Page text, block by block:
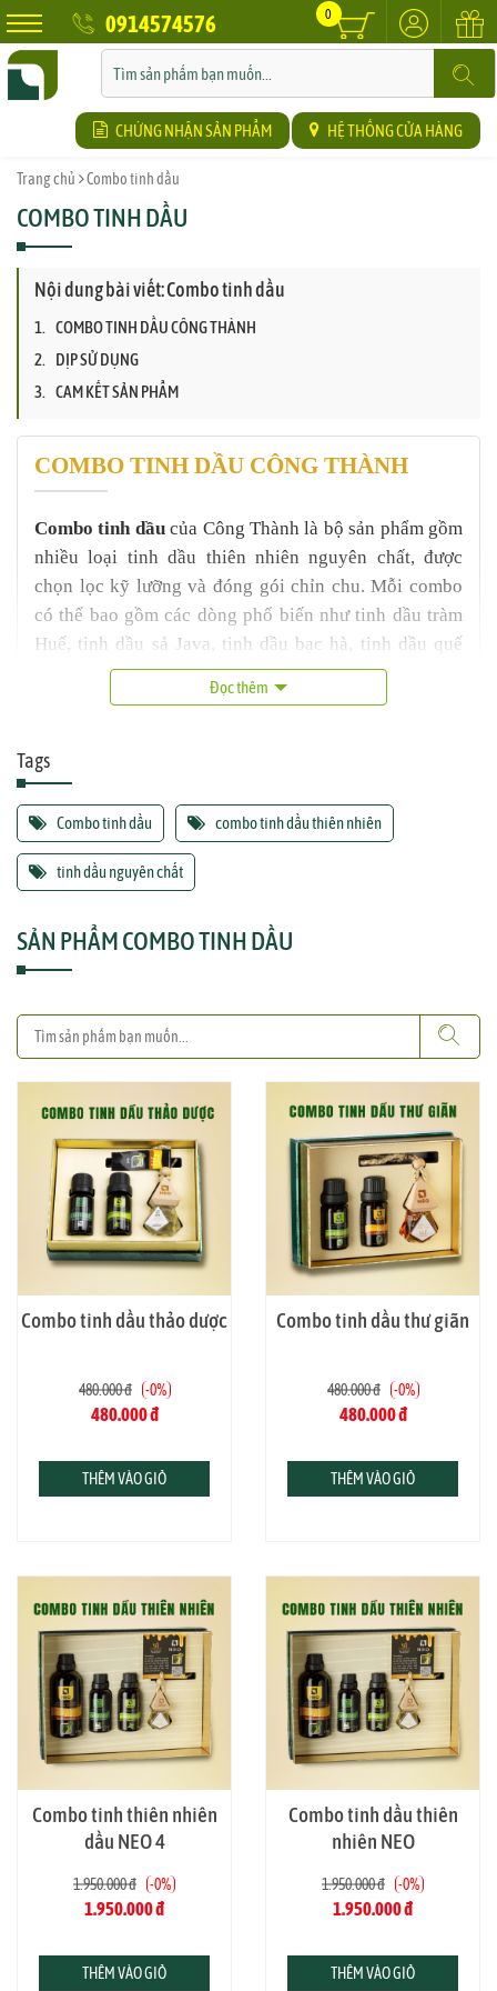
0914574576 0
CHỨNG NHẬN SẢN PHẨM HỆ THỐNG CỬA HÀNG
Trang chủ Combo tinh dầu
COMBO TINH DẦU
Nội dung bài viết: Combo tinh dầu
COMBO TINH DẦU CÔNG THÀNH
DỊP SỬ DỤNG
CAM KẾT SẢN PHẨM
COMBO TINH DẦU CÔNG THÀNH
Combo tinh dầucủa Công Thành là bộ sản phẩm gồm
nhiều loại tinh dầu thiên nhiên nguyên chất, được
chọn lọc kỹ lưỡng và đóng gói chỉn chu. Mỗi combo
có thể bao gồm các dòng phổ biến như tinh dầu tràm
Huế, tinh dầu sả Java, tinh dầu bạc hà, tinh dầu quế
phù hợp với nhiều nhu cầu sử dụng trong gia đình
hoặc làm quà tặng. Sản phẩm được chiết xuất từ
tổng hợp, mang lại trải nghiệm hương thơm tự nhiên,
dễ chịu và an toàn cho sức khỏe.
Combo tinh dầu thiên nhiên Công Thành
Quà tặng sức khỏe, quà biếu Tết, trung thu, tân
Dùng cho gia đình, văn phòng, spa, homestay,
khách sạn, giúp khử mùi, tạo hương thơm dễ
loại tinh dầu trong combo
Giúp tiết kiệm hơn so với mua lẻ từng chai, đáp
ứng đa dạng nhu cầu từ khử mùi – thư giãn –
chăm sóc sức khỏe
Đọc thêm
Tags
Combo tinh dầu combo tinh dầu thiên nhiên
tinh dầu nguyên chất
SẢN PHẨM COMBO TINH DẦU
Combo tinh dầu thảo dược
480.000 đ -0%
480.000 đ
THÊM VÀO GIỎ
Combo tinh dầu thư giãn
480.000 đ -0%
480.000 đ
THÊM VÀO GIỎ
Combo tinh thiên nhiên
dầu NEO 4
1.950.000 đ -0%
1.950.000 đ
THÊM VÀO GIỎ
Combo tinh dầu thiên
nhiên NEO
1.950.000 đ -0%
1.950.000 đ
THÊM VÀO GIỎ